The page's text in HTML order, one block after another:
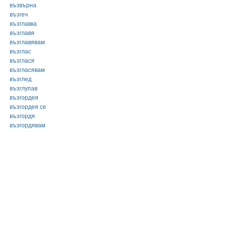
възвърна
възгеч
възглавка
възглавя
възглавявам
възглас
възглася
възгласявам
възглед
възглупав
възгордея
възгордея се
възгордя
възгордявам